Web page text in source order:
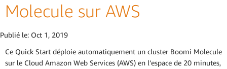
Molecule sur AWS
Publié le: Oct 1, 2019
Ce Quick Start déploie automatiquement un cluster Boomi Molecule
sur le Cloud Amazon Web Services (AWS) en l’espace de 20 minutes,